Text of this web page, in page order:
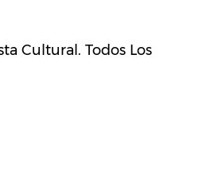
Cultural. Todos Los